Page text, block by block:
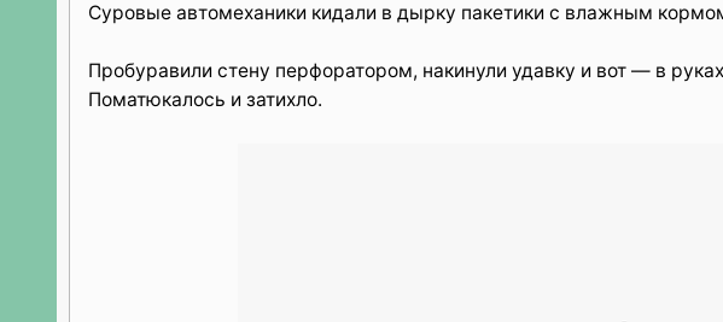
Суровые автомеханики кидали в дырку пакетики с влажным
Пробуравили стену перфоратором, накинули удавку и вот — в
Поматюкалось и затихло.